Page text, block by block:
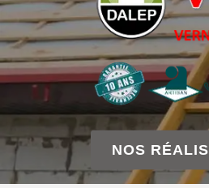
NOS